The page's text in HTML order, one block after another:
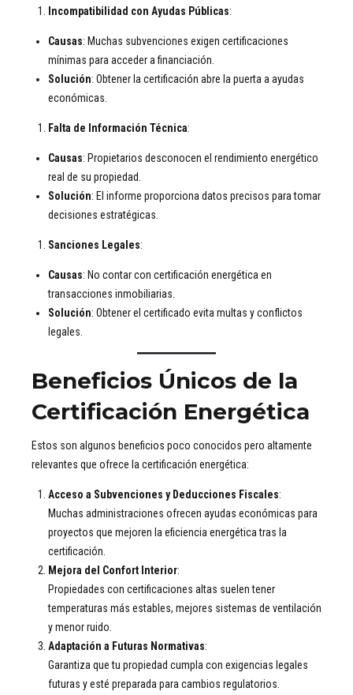
Incompatibilidad con Ayudas Públicas:
Causas: Muchas subvenciones exigen certificaciones
mínimas para acceder a financiación.
Solución: Obtener la certificación abre la puerta a ayudas
económicas.
Falta de Información Técnica:
Causas: Propietarios desconocen el rendimiento energético
real de su propiedad.
Solución: El informe proporciona datos precisos para tomar
decisiones estratégicas.
Sanciones Legales:
Causas: No contar con certificación energética en
transacciones inmobiliarias.
Solución: Obtener el certificado evita multas y conflictos
legales.
Beneficios Únicos de la
Certificación Energética
Estos son algunos beneficios poco conocidos pero altamente
relevantes que ofrece la certificación energética:
Acceso a Subvenciones y Deducciones Fiscales:
Muchas administraciones ofrecen ayudas económicas para
proyectos que mejoren la eficiencia energética tras la
certificación.
Mejora del Confort Interior:
Propiedades con certificaciones altas suelen tener
temperaturas más estables, mejores sistemas de ventilación
y menor ruido.
Adaptación a Futuras Normativas:
Garantiza que tu propiedad cumpla con exigencias legales
futuras y esté preparada para cambios regulatorios.